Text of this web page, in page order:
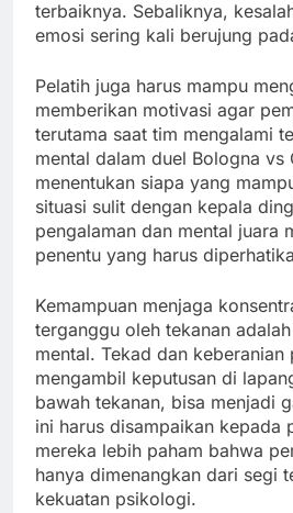
terbaiknya. Sebaliknya,
emosi sering kali berujung
Pelatih juga harus mampu
memberikan motivasi agar
terutama saat tim mengalami
mental dalam duel Bologna vs
menentukan siapa yang
situasi sulit dengan kepala
pengalaman dan mental juara
penentu yang harus
Kemampuan menjaga
terganggu oleh tekanan
mental. Tekad dan keberanian
mengambil keputusan di
bawah tekanan, bisa menjadi
ini harus disampaikan kepada
mereka lebih paham bahwa
hanya dimenangkan dari segi
kekuatan psikologi.